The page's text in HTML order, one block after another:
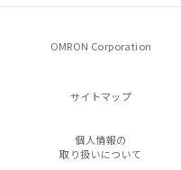
OMRON Corporation
サイトマップ
個人情報の
取り扱いについて